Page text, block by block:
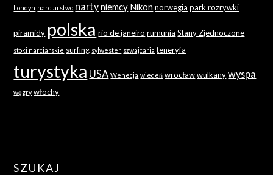
Londyn narciarstwo nartyniemcy Nikon norwegia park rozrywki
piramidy polska rio de janeiro rumunia Stany Zjednoczone
stoki narciarskie surfing sylwester szwajcaria teneryfa
turystyka USA Wenecja wiedeń wrocław wulkany wyspa
węgry włochy
SZUKAJ